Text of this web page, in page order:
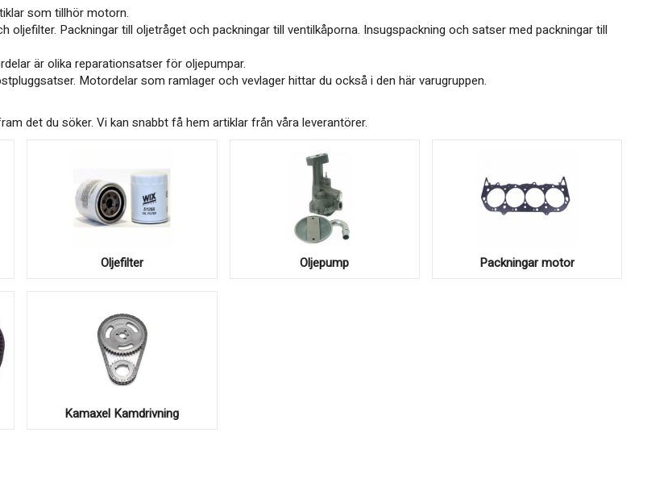
som tillhör motorn.
oljefilter. Packningar till oljetråget och packningar till ventilkåporna. Insugspackning och satser med packningar till
är olika reparationsatser för oljepumpar.
Motordelar som ramlager och vevlager hittar du också i den här varugruppen.
det du söker. Vi kan snabbt få hem artiklar från våra leverantörer.
Oljefilter Oljepump Packningar motor
Kamaxel Kamdrivning